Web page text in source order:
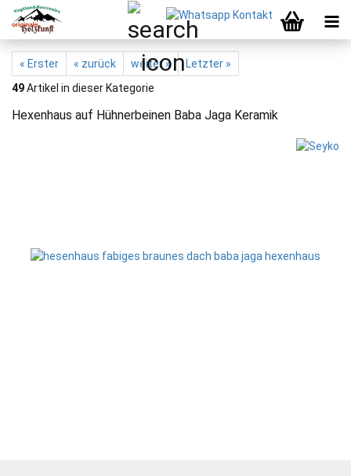
« Erster « zurück weiter »
Letzter »
49Artikel in dieser Kategorie
Hexenhaus auf Hühnerbeinen Baba Jaga Keramik